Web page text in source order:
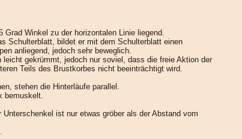
Grad Winkel zu der horizontalen Linie liegend.
Schulterblatt, bildet er mit dem Schulterblatt einen
anliegend, jedoch sehr beweglich.
leicht gekrümmt, jedoch nur soviel, dass die freie Aktion der
Teils des Brustkorbes nicht beeinträchtigt wird.
stehen die Hinterläufe parallel.
bemuskelt.
Unterschenkel ist nur etwas gröber als der Abstand vom